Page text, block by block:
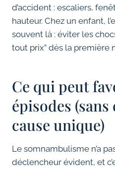
d’accident : escaliers,
hauteur. Chez un enfant,
souvent là : éviter les
tout prix” dès la première
Ce qui peut
épisodes
cause unique)
Le somnambulisme n’a
déclencheur évident, et